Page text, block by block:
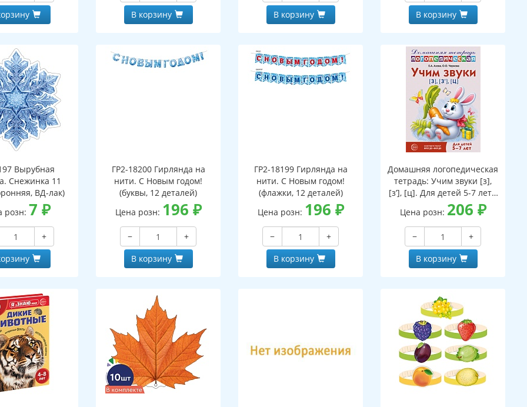
В корзину
В корзину
В корзину
Вырубная
Снежинка 11
ВД-лак)
розн: 7 ₽
+
ГР2-18200 Гирлянда на
нити. С Новым годом!
(буквы, 12 деталей)
Цена розн: 196 ₽
−
+
В корзину
ГР2-18199 Гирлянда на
нити. С Новым годом!
(флажки, 12 деталей)
Цена розн: 196 ₽
−
+
В корзину
Домашняя логопедическая
тетрадь: Учим звуки [з],
[з’], [ц]. Для детей 5-7 лет -
3-е изд.
Цена розн: 206 ₽
−
+
В корзину